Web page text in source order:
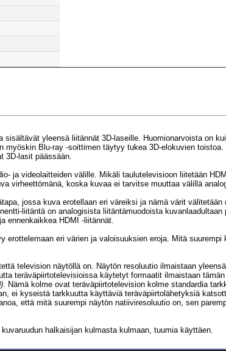
yleensä liitännät 3D-laseille. Huomionarvoista on
myöskin Blu-ray -soittimen täytyy tukea 3D-elokuvien
3D-lasit päässään.
ja videolaitteiden välille. Mikäli taulutelevisioon liitetään
virheettömänä, koska kuvaa ei tarvitse muuttaa välillä
jossa kuva erotellaan eri väreiksi ja nämä värit
liitäntä on analogisista liitäntämuodoista
ennenkaikkea HDMI -liitännät.
eri värien ja valoisuuksien eroja. Mitä suurempi
television näytöllä on. Näytön resoluutio ilmaistaan
teräväpiirtotelevisioissa käytetyt formaatit ilmaistaan
. Nämä kolme ovat teräväpiirtotelevision kolme standardia
ei kyseistä tarkkuutta käyttäviä teräväpiirtolähetyksiä
että mitä suurempi näytön natiiviresoluutio on, sen
halkaisijan kulmasta kulmaan, tuumia käyttäen.